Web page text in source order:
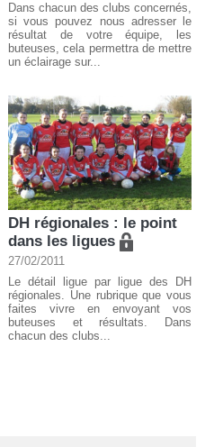
Dans chacun des clubs concernés,
si vous pouvez nous adresser le
résultat de votre équipe, les
buteuses, cela permettra de mettre
un éclairage sur...
DH régionales : le point
dans les ligues
27/02/2011
Le détail ligue par ligue des DH
régionales. Une rubrique que vous
faites vivre en envoyant vos
buteuses et résultats. Dans
chacun des clubs...